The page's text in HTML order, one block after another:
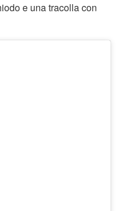
e una tracolla con